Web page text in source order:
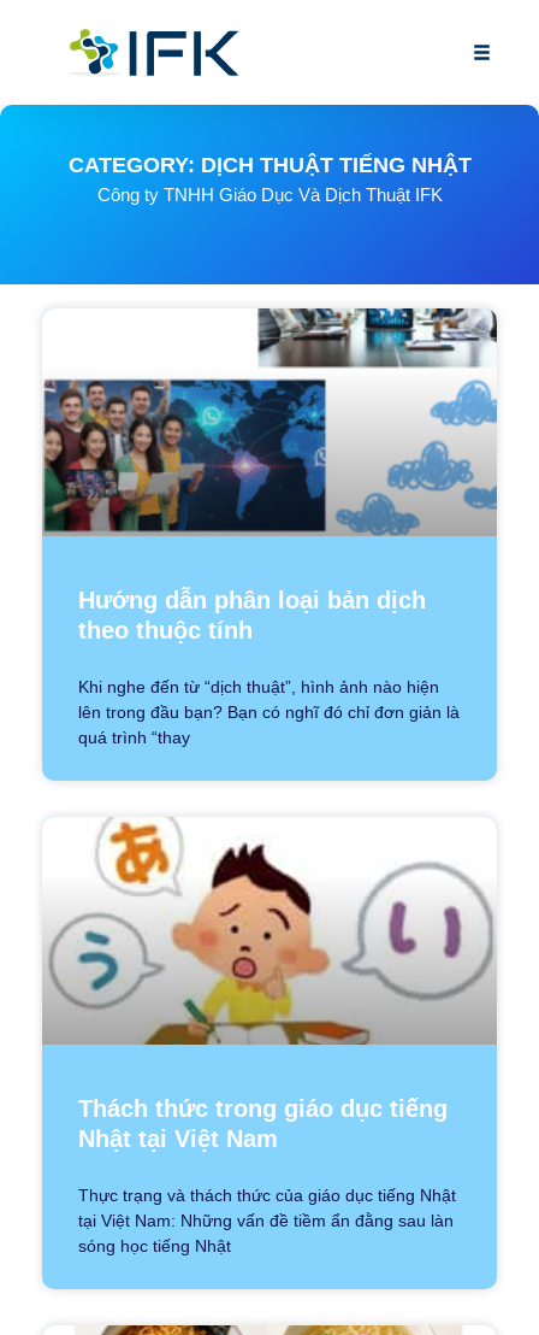
CATEGORY: DỊCH THUẬT TIẾNG NHẬT
Công ty TNHH Giáo Dục Và Dịch Thuật IFK
Hướng dẫn phân loại bản dịch
theo thuộc tính
Khi nghe đến từ “dịch thuật”, hình ảnh nào hiện
lên trong đầu bạn? Bạn có nghĩ đó chỉ đơn giản là
quá trình “thay
Thách thức trong giáo dục tiếng
Nhật tại Việt Nam
Thực trạng và thách thức của giáo dục tiếng Nhật
tại Việt Nam: Những vấn đề tiềm ẩn đằng sau làn
sóng học tiếng Nhật